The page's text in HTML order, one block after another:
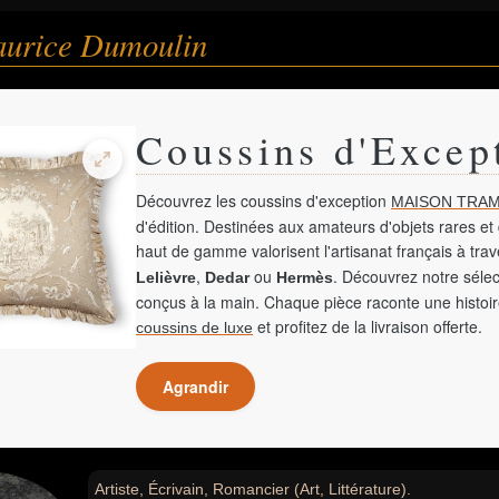
Dumoulin
Coussins
Découvrez les coussins d'exception MAISON
d'édition. Destinées aux amateurs d'objets rares
haut de gamme valorisent l'artisanat français à
Lelièvre, Dedarou Hermès. Découvrez notre
conçus à la main. Chaque pièce raconte une
coussins de luxe et profitez de la livraison offerte.
Agrandir
Artiste, Écrivain, Romancier (Art, Littérature).